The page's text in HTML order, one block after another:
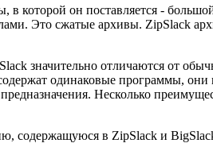
в которой он поставляется -
Это сжатые архивы. ZipSlack
значительно отличаются от
одинаковые программы, они
Несколько
содержащуюся в ZipSlack и